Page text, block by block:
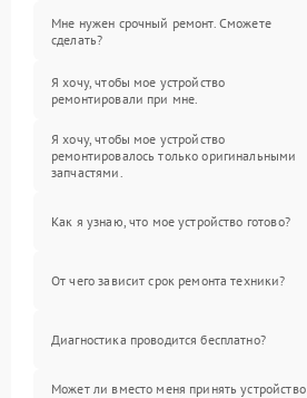
Мне нужен срочный ремонт. Сможете
сделать?
Я хочу, чтобы мое устройство
ремонтировали при мне.
Я хочу, чтобы мое устройство
ремонтировалось только оригинальными
запчастями.
Как я узнаю, что мое устройство готово?
От чего зависит срок ремонта техники?
Диагностика проводится бесплатно?
Может ли вместо меня принять устройство